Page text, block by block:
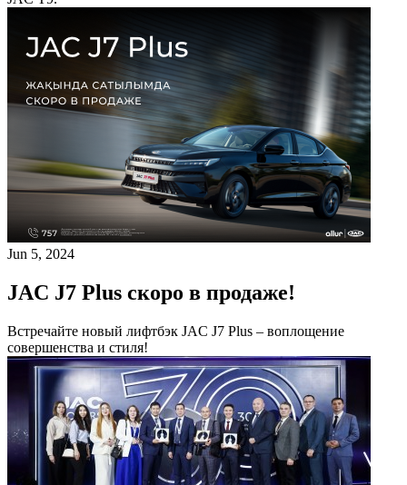
Jun 5, 2024
JAC J7 Plus скоро в продаже!
Встречайте новый лифтбэк JAC J7 Plus – воплощение
совершенства и стиля!